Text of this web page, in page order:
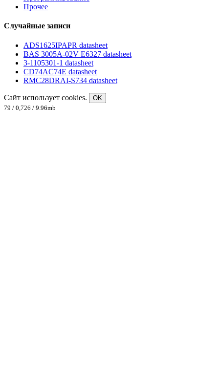
Прочее
Случайные записи
ADS1625IPAPR datasheet
BAS 3005A-02V E6327 datasheet
3-1105301-1 datasheet
CD74AC74E datasheet
RMC28DRAI-S734 datasheet
Сайт использует cookies.
OK
79 / 0,726 / 9.96mb